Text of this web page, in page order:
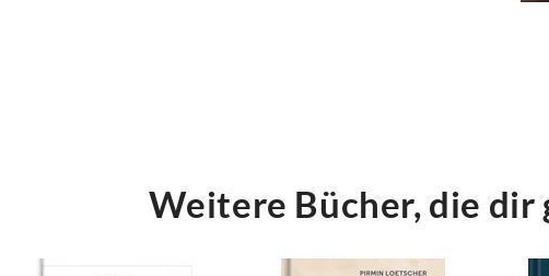
Weitere Bücher, die dir